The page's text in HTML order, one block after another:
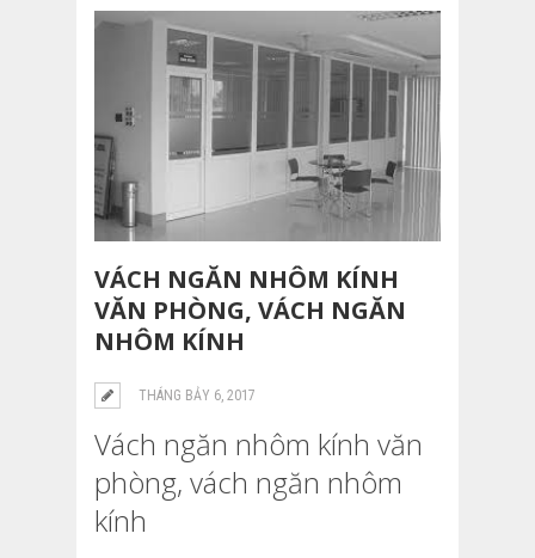
VÁCH NGĂN NHÔM KÍNH
VĂN PHÒNG, VÁCH NGĂN
NHÔM KÍNH
THÁNG BẢY 6, 2017
Vách ngăn nhôm kính văn
phòng, vách ngăn nhôm
kính